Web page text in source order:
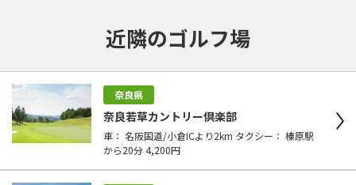
近隣のゴルフ場
奈良県
奈良若草カントリー倶楽部
車： 名阪国道/小倉ICより2km タクシー： 榛原駅
から20分 4,200円